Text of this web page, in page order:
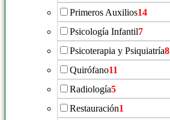
Primeros Auxilios14
Psicología Infantil7
Psicoterapia y Psiquiatría8
Quirófano11
Radiología5
Restauración1